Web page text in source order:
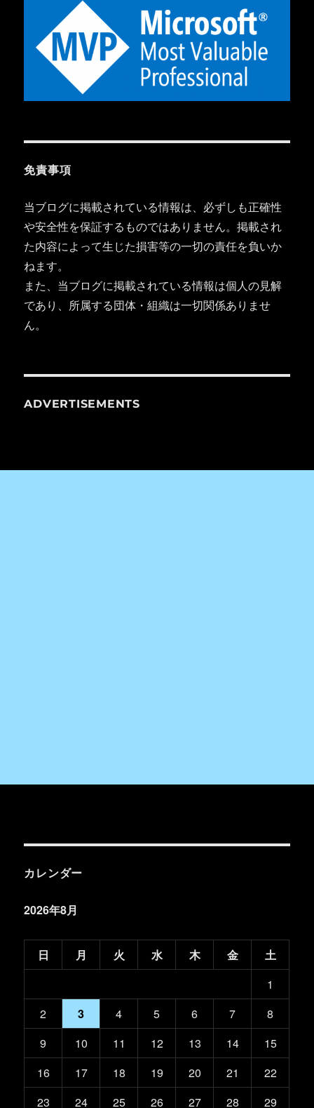
免責事項
当ブログに掲載されている情報は、必ずしも正確性
や安全性を保証するものではありません。掲載され
た内容によって生じた損害等の一切の責任を負いか
ねます。
また、当ブログに掲載されている情報は個人の見解
であり、所属する団体・組織は一切関係ありませ
ん。
ADVERTISEMENTS
カレンダー
2026年8月
日 月 火 水 木 金
土
1
2
3 4 5 6 7
8
9
10 11 12 13 14
15
16
17 18 19 20 21
22
23
24 25 26 27 28 29